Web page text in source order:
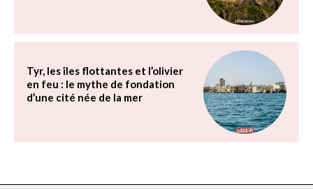
Tyr, les îles flottantes et l’olivier
en feu : le mythe de fondation
d’une cité née de la mer